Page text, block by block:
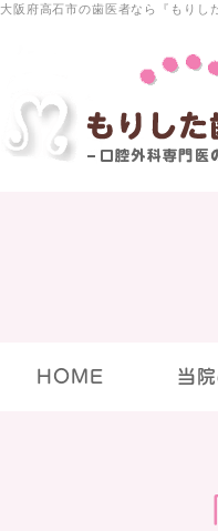
大阪府高石市の歯医者なら『もりし
HOME 当